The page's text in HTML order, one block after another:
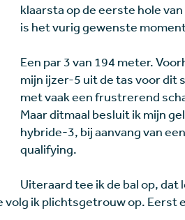
klaarsta op de eerste hole
is het vurig gewenste
Een par 3 van 194 meter.
mijn ijzer-5 uit de tas voor dit
met vaak een frustrerend
Maar ditmaal besluit ik mijn
hybride-3, bij aanvang van
qualifying.
Uiteraard tee ik de bal op, dat
ik plichtsgetrouw op. Eerst